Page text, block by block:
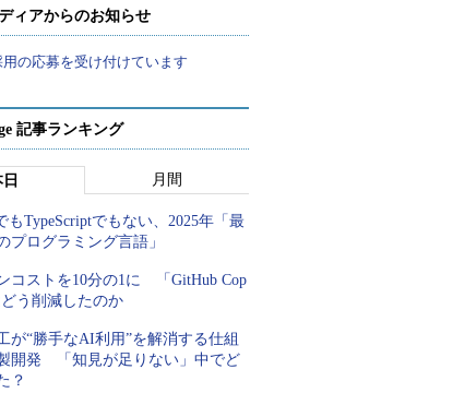
ィアからのお知らせ
の応募を受け付けています
記事ランキング
月間
もTypeScriptでもない、2025年「最
プログラミング言語」
コストを10分の1に 「GitHub Cop
う削減したのか
が“勝手なAI利用”を解消する仕組
開発 「知見が足りない」中でど
？